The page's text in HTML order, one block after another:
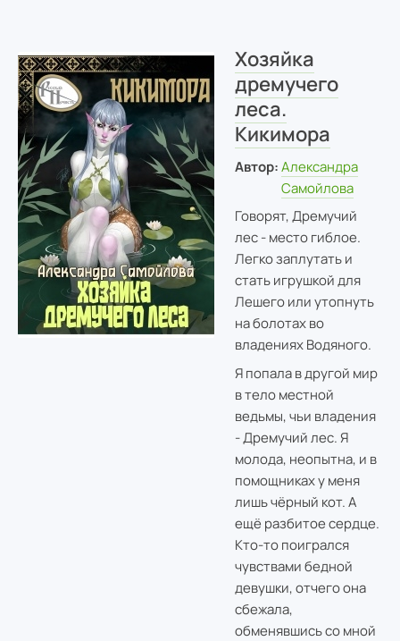
Хозяйка
дремучего
леса.
Кикимора
Автор: Александра
Самойлова
Говорят, Дремучий
лес - место гиблое.
Легко заплутать и
стать игрушкой для
Лешего или утопнуть
на болотах во
владениях Водяного.
Я попала в другой мир
в тело местной
ведьмы, чьи владения
- Дремучий лес. Я
молода, неопытна, и в
помощниках у меня
лишь чёрный кот. А
ещё разбитое сердце.
Кто-то поигрался
чувствами бедной
девушки, отчего она
сбежала,
обменявшись со мной